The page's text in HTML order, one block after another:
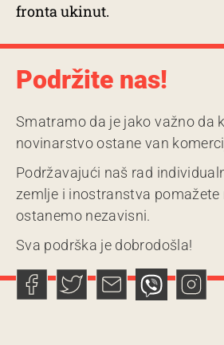
fronta ukinut.
Podržite nas!
Smatramo da je jako važno da
novinarstvo ostane van
Podržavajući naš rad
zemlje i inostranstva pomažete
ostanemo nezavisni.
Sva podrška je dobrodošla!